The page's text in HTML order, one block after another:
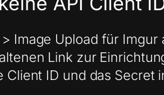
Image Upload für Imgur
Link zur
Client ID und das Secret